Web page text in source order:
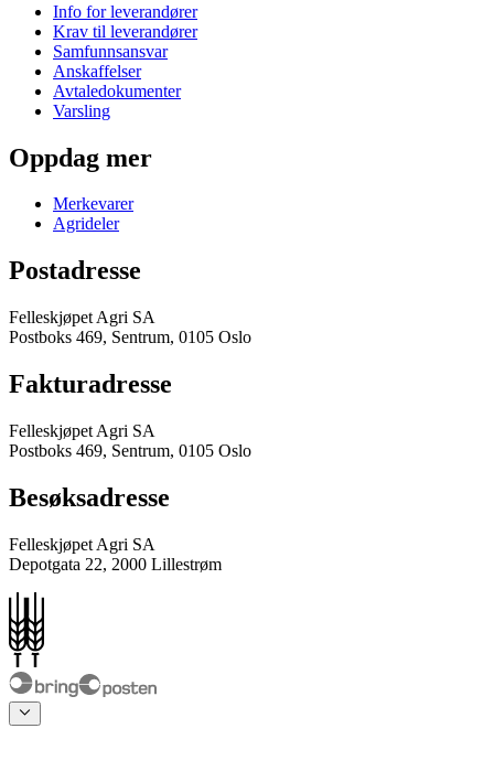
Info for leverandører
Krav til leverandører
Samfunnsansvar
Anskaffelser
Avtaledokumenter
Varsling
Oppdag mer
Merkevarer
Agrideler
Postadresse
Felleskjøpet Agri SA
Postboks 469, Sentrum, 0105 Oslo
Fakturadresse
Felleskjøpet Agri SA
Postboks 469, Sentrum, 0105 Oslo
Besøksadresse
Felleskjøpet Agri SA
Depotgata 22, 2000 Lillestrøm